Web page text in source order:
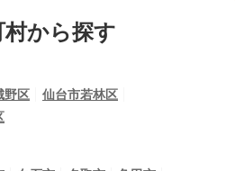
から探す
野区
仙台市若林区